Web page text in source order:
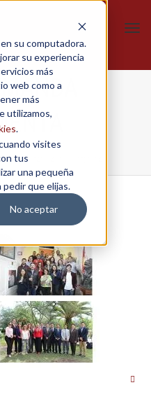
su computadora.
su experiencia
más
web como a
más
utilizamos,
.
visites
tus
una pequeña
pedir que elijas.
No aceptar
DEMANDA INCREMENTA